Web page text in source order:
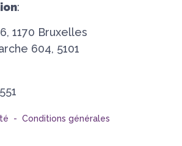
:
1170 Bruxelles
604, 5101
- Conditions générales